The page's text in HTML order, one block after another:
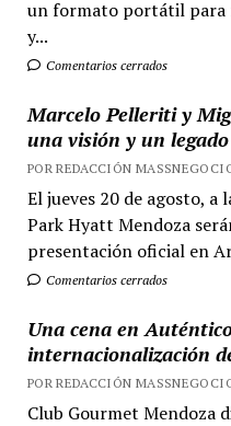
un formato portátil para
y...
Comentarios cerrados
Marcelo Pelleriti y
una visión y un
POR REDACCIÓN
El jueves 20 de agosto, a
Park Hyatt Mendoza
presentación oficial en
Comentarios cerrados
Una cena en
internacionalización
POR REDACCIÓN
Club Gourmet Mendoza